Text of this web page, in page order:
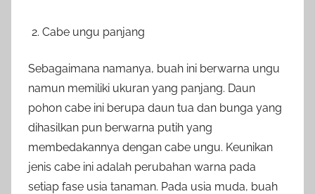
Cabe ungu panjang
Sebagaimana namanya, buah ini berwarna ungu
namun memiliki ukuran yang panjang. Daun
pohon cabe ini berupa daun tua dan bunga yang
dihasilkan pun berwarna putih yang
membedakannya dengan cabe ungu. Keunikan
jenis cabe ini adalah perubahan warna pada
setiap fase usia tanaman. Pada usia muda, buah